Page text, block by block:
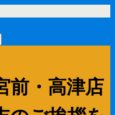
前・高津店